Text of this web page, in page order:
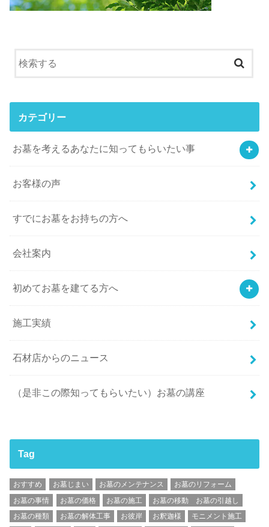
カテゴリー
お墓を考えるあなたに知ってもらいたい事
お客様の声
すでにお墓をお持ちの方へ
会社案内
初めてお墓を建てる方へ
施工実績
石材店からのニュース
（是非この際知ってもらいたい）お墓の講座
Tag
おすすめ お墓じまい お墓のメンテナンス
お墓のリフォーム
お墓の事情
お墓の価格 お墓の施工
お墓の移動 お墓の引越し
お墓の種類
お墓の解体工事 お彼岸 お釈迦様
モニメント施工